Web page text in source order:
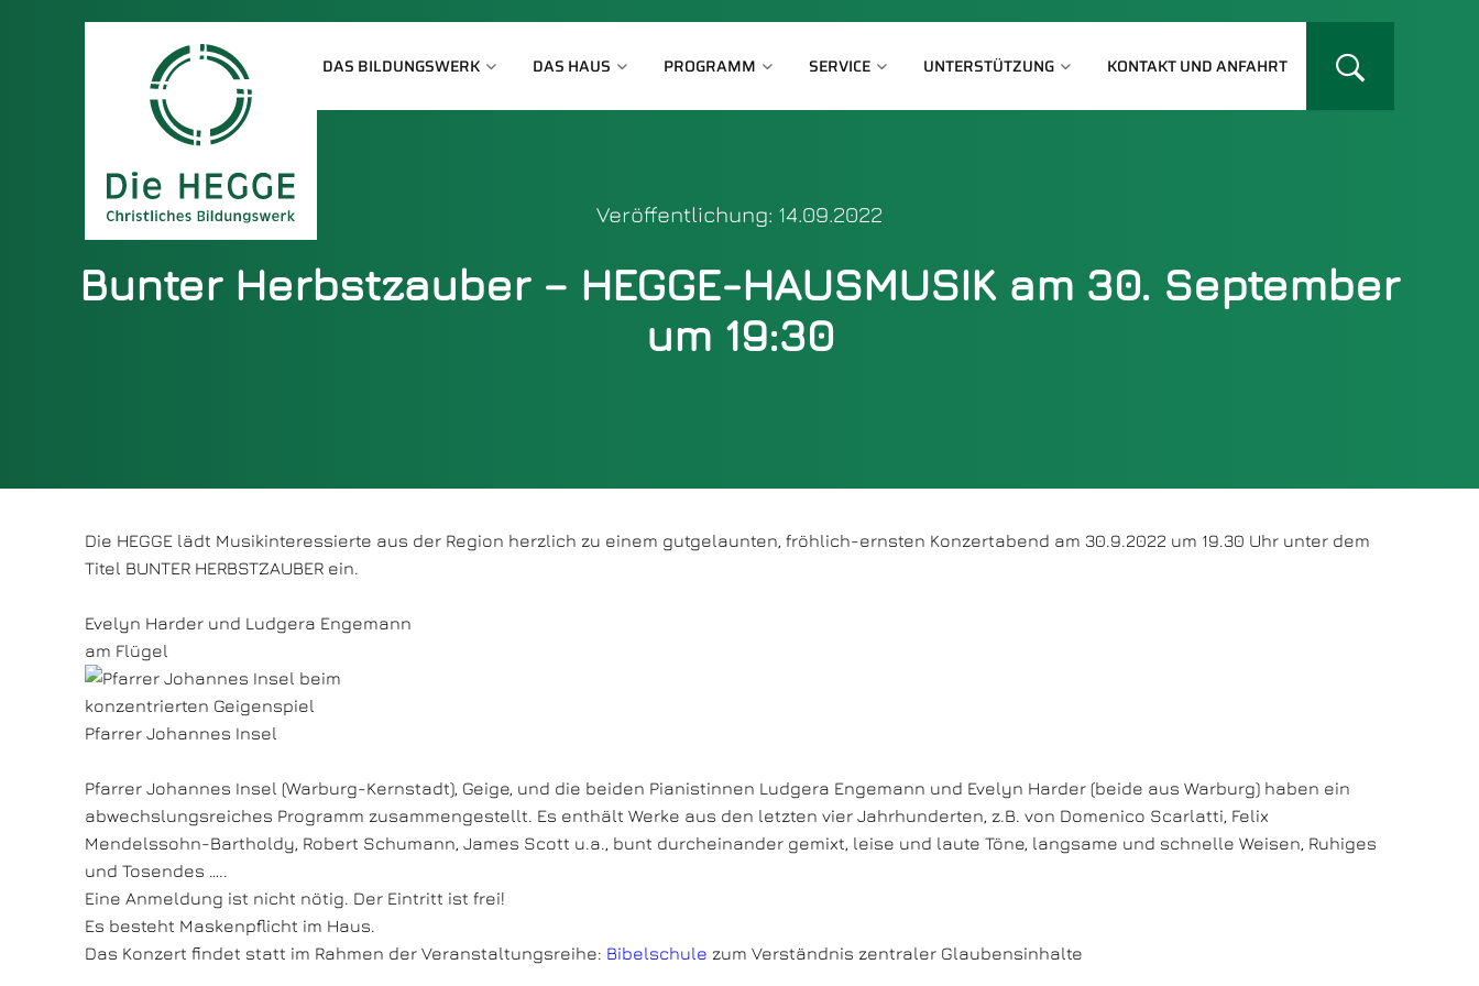
DAS BILDUNGSWERK DAS HAUS PROGRAMM SERVICE UNTERSTÜTZUNG KONTAKT UND ANFAHRT
Veröffentlichung: 14.09.2022
Bunter Herbstzauber – HEGGE-HAUSMUSIK am 30. September
um 19:30
Die HEGGE lädt Musikinteressierte aus der Region herzlich zu einem gutgelaunten, fröhlich-ernsten Konzertabend am 30.9.2022 um 19.30 Uhr unter dem
Titel BUNTER HERBSTZAUBER ein.
Evelyn Harder und Ludgera Engemann
am Flügel
Pfarrer Johannes Insel
Pfarrer Johannes Insel (Warburg-Kernstadt), Geige, und die beiden Pianistinnen Ludgera Engemann und Evelyn Harder (beide aus Warburg) haben ein
abwechslungsreiches Programm zusammengestellt. Es enthält Werke aus den letzten vier Jahrhunderten, z.B. von Domenico Scarlatti, Felix
Mendelssohn-Bartholdy, Robert Schumann, James Scott u.a., bunt durcheinander gemixt, leise und laute Töne, langsame und schnelle Weisen, Ruhiges
und Tosendes …..
Eine Anmeldung ist nicht nötig. Der Eintritt ist frei!
Es besteht Maskenpflicht im Haus.
Das Konzert findet statt im Rahmen der Veranstaltungsreihe: Bibelschule zum Verständnis zentraler Glaubensinhalte